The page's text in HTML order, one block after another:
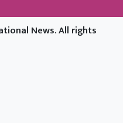
News. All rights